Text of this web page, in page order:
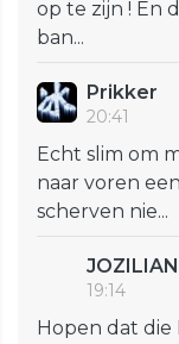
op te zijn ! En
ban...
Prikker
20:41
Echt slim om
naar voren
scherven nie...
JOZILIAN
19:14
Hopen dat